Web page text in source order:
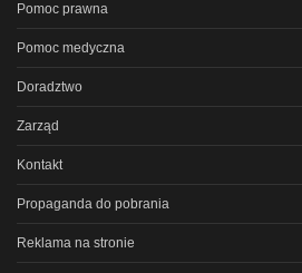
Pomoc prawna
Pomoc medyczna
Doradztwo
Zarząd
Kontakt
Propaganda do pobrania
Reklama na stronie